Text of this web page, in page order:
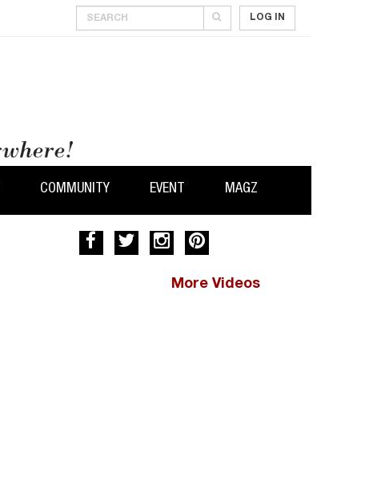
LOG IN
COMMUNITY EVENT MAGZ
More Videos